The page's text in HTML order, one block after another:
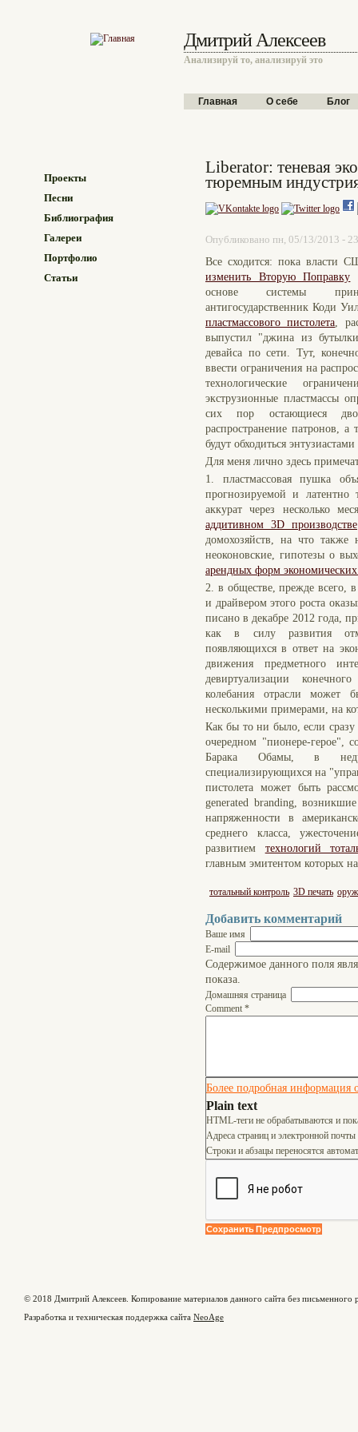
Дмитрий Алексеев
Анализируй то, анализируй это
Главное меню
Главная О себе Блог
Проекты
Песни
Библиография
Галереи
Портфолио
Статьи
Liberator: теневая
тюремным
Опубликовано пн, 05/13/2013 -
Все сходится: пока
изменить Вторую Поправку
основе системы
антигосударственник Коди
пластмассового пистолета,
выпустил "джина из
девайса по сети. Тут,
ввести ограничения на
технологические
экструзионные пластмассы
сих пор остающиеся
распространение патронов,
будут обходиться
Для меня лично здесь
1. пластмассовая пушка
прогнозируемой и
аккурат через несколько
аддитивном 3D производстве
домохозяйств, на что также
неоконовские, гипотезы о
арендных форм
2. в обществе, прежде всего, в
и драйвером этого роста
писано в декабре 2012 года,
как в силу развития
появляющихся в ответ на
движения предметного
девиртуализации
колебания отрасли может
несколькими примерами, на
Как бы то ни было, если
очередном "пионере-герое",
Барака Обамы, в
специализирующихся на
пистолета может быть
generated branding,
напряженности в
среднего класса,
развитием технологий
главным эмитентом которых
тотальный контроль 3D печать
Добавить комментарий
Ваше имя
E-mail
Содержимое данного поля
показа.
Домашняя страница
Comment *
Более подробная информация
Plain text
HTML-теги не обрабатываются и
Адреса страниц и электронной
Строки и абзацы переносятся
© 2018 Дмитрий Алексеев. Копирование материалов данного сайта без письменного
Разработка и техническая поддержка сайта NeoAge